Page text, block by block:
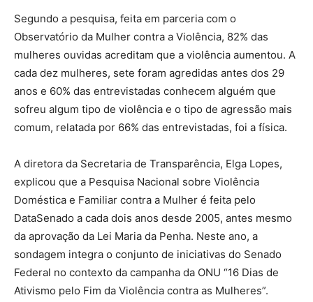
Segundo a pesquisa, feita em parceria com o
Observatório da Mulher contra a Violência, 82% das
mulheres ouvidas acreditam que a violência aumentou. A
cada dez mulheres, sete foram agredidas antes dos 29
anos e 60% das entrevistadas conhecem alguém que
sofreu algum tipo de violência e o tipo de agressão mais
comum, relatada por 66% das entrevistadas, foi a física.
A diretora da Secretaria de Transparência, Elga Lopes,
explicou que a Pesquisa Nacional sobre Violência
Doméstica e Familiar contra a Mulher é feita pelo
DataSenado a cada dois anos desde 2005, antes mesmo
da aprovação da Lei Maria da Penha. Neste ano, a
sondagem integra o conjunto de iniciativas do Senado
Federal no contexto da campanha da ONU “16 Dias de
Ativismo pelo Fim da Violência contra as Mulheres”.